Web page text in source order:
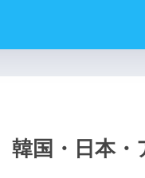
国・日本・